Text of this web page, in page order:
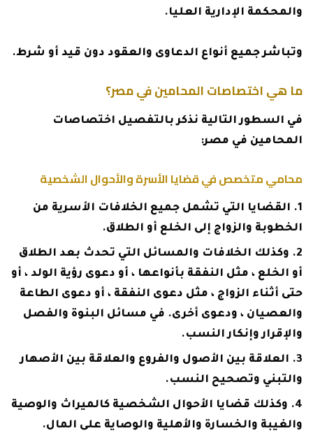
والمحكمة الإدارية العليا.
وتباشر جميع أنواع الدعاوى والعقود دون قيد أو شرط.
ما هي اختصاصات المحامين في مصر؟
في السطور التالية نذكر بالتفصيل اختصاصات
المحامين في مصر:
محامي متخصص في قضايا الأسرة والأحوال الشخصية
القضايا التي تشمل جميع الخلافات الأسرية من
الخطوبة والزواج إلى الخلع أو الطلاق.
وكذلك الخلافات والمسائل التي تحدث بعد الطلاق
أو الخلع ، مثل النفقة بأنواعها ، أو دعوى رؤية الولد ، أو
حتى أثناء الزواج ، مثل دعوى النفقة ، أو دعوى الطاعة
والعصيان ، ودعوى أخرى. في مسائل البنوة والفصل
والإقرار وإنكار النسب.
العلاقة بين الأصول والفروع والعلاقة بين الأصهار
والتبني وتصحيح النسب.
وكذلك قضايا الأحوال الشخصية كالميراث والوصية
والغيبة والخسارة والأهلية والوصاية على المال.